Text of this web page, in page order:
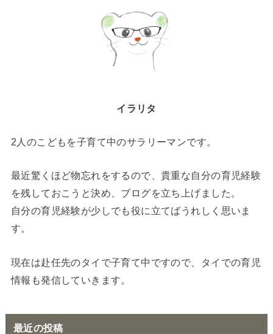
イラリタ
2人のこどもを子育て中のサラリーマンです。
最近驚くほど物忘れをするので、貴重な自分の育児経験
を残しておこうと決め、ブログを立ち上げました。
自分の育児経験が少しでも役に立てばうれしく思いま
す。
現在は赴任先のタイで子育て中ですので、タイでの育児
情報も発信していきます。
最近の投稿